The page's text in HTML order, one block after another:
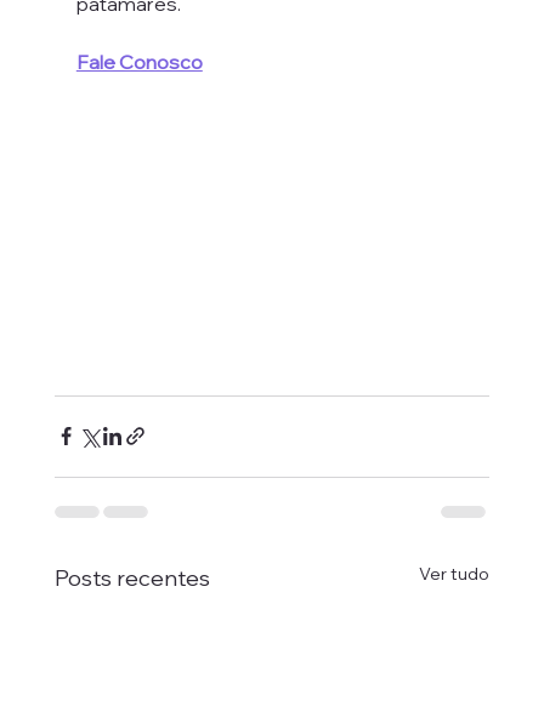
Fale Conosco
Posts recentes Ver tudo